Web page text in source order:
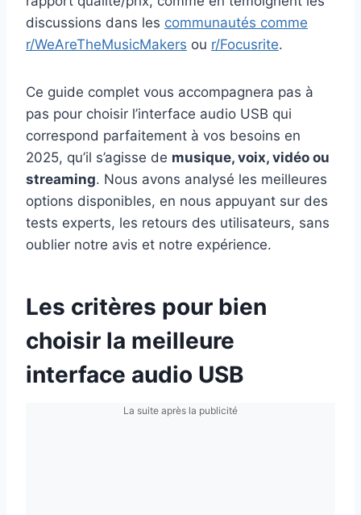
discussions dans les communautés comme
r/WeAreTheMusicMakers ou r/Focusrite.
Ce guide complet vous accompagnera pas à
pas pour choisir l’interface audio USB qui
correspond parfaitement à vos besoins en
2025, qu’il s’agisse de musique, voix, vidéo ou
streaming. Nous avons analysé les meilleures
options disponibles, en nous appuyant sur des
tests experts, les retours des utilisateurs, sans
oublier notre avis et notre expérience.
Les critères pour bien
choisir la meilleure
interface audio USB
La suite après la publicité